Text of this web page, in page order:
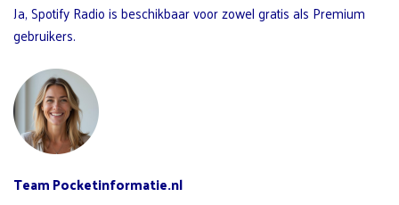
Ja, Spotify Radio is beschikbaar voor zowel gratis als Premium
gebruikers.
Team Pocketinformatie.nl